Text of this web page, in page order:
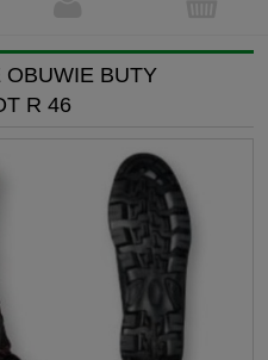
OBUWIE BUTY
R 46